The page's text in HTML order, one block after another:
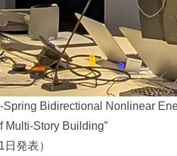
Bidirectional Nonlinear
Multi-Story Building”
日発表）